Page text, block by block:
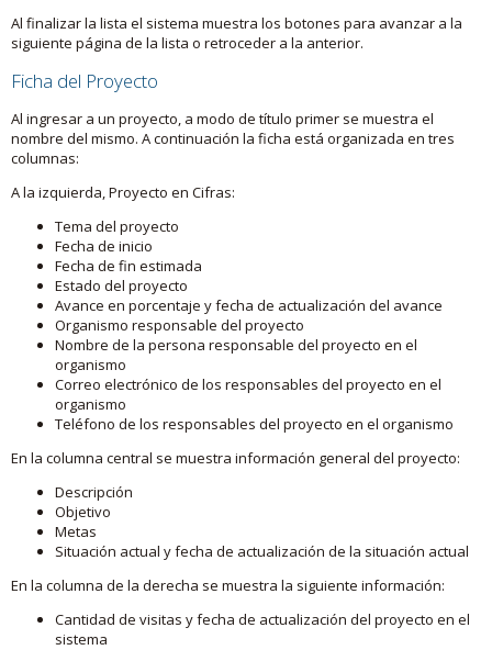
Al finalizar la lista el sistema muestra los botones para avanzar a la
siguiente página de la lista o retroceder a la anterior.
Ficha del Proyecto
Al ingresar a un proyecto, a modo de título primer se muestra el
nombre del mismo. A continuación la ficha está organizada en tres
columnas:
A la izquierda, Proyecto en Cifras:
Tema del proyecto
Fecha de inicio
Fecha de fin estimada
Estado del proyecto
Avance en porcentaje y fecha de actualización del avance
Organismo responsable del proyecto
Nombre de la persona responsable del proyecto en el
organismo
Correo electrónico de los responsables del proyecto en el
organismo
Teléfono de los responsables del proyecto en el organismo
En la columna central se muestra información general del proyecto:
Descripción
Objetivo
Metas
Situación actual y fecha de actualización de la situación actual
En la columna de la derecha se muestra la siguiente información:
Cantidad de visitas y fecha de actualización del proyecto en el
sistema